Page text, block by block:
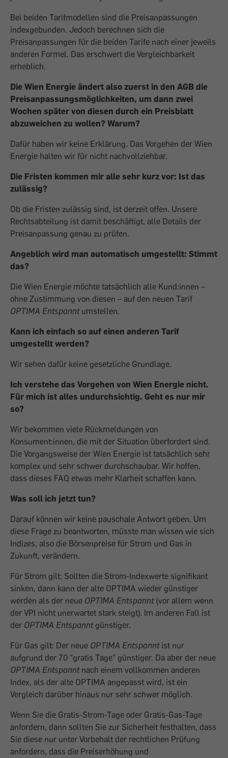
Bei beiden Tarifmodellen sind die Preisanpassungen
indexgebunden. Jedoch berechnen sich die
Preisanpassungen für die beiden Tarife nach einer jeweils
anderen Formel. Das erschwert die Vergleichbarkeit
erheblich.
Die Wien Energie ändert also zuerst in den AGB die
Preisanpassungsmöglichkeiten, um dann zwei
Wochen später von diesen durch ein Preisblatt
abzuweichen zu wollen? Warum?
Dafür haben wir keine Erklärung. Das Vorgehen der Wien
Energie halten wir für nicht nachvollziehbar.
Die Fristen kommen mir alle sehr kurz vor: Ist das
zulässig?
Ob die Fristen zulässig sind, ist derzeit offen. Unsere
Rechtsabteilung ist damit beschäftigt, alle Details der
Preisanpassung genau zu prüfen.
Angeblich wird man automatisch umgestellt: Stimmt
das?
Die Wien Energie möchte tatsächlich alle Kund:innen –
ohne Zustimmung von diesen – auf den neuen Tarif
OPTIMA Entspanntumstellen.
Kann ich einfach so auf einen anderen Tarif
umgestellt werden?
Wir sehen dafür keine gesetzliche Grundlage.
Ich verstehe das Vorgehen von Wien Energie nicht.
Für mich ist alles undurchsichtig. Geht es nur mir
so?
Wir bekommen viele Rückmeldungen von
Konsument:innen, die mit der Situation überfordert sind.
Die Vorgangsweise der Wien Energie ist tatsächlich sehr
komplex und sehr schwer durchschaubar. Wir hoffen,
dass dieses FAQ etwas mehr Klarheit schaffen kann.
Was soll ich jetzt tun?
Darauf können wir keine pauschale Antwort geben. Um
diese Frage zu beantworten, müsste man wissen wie sich
Indizes, also die Börsenpreise für Strom und Gas in
Zukunft, verändern.
Für Strom gilt: Sollten die Strom-Indexwerte signifikant
sinken, dann kann der alte OPTIMA wieder günstiger
werden als der neue OPTIMA Entspannt(vor allem wenn
der VPI nicht unerwartet stark steigt). Im anderen Fall ist
der OPTIMA Entspanntgünstiger.
Für Gas gilt: Der neue OPTIMA Entspanntist nur
aufgrund der 70 "gratis Tage" günstiger. Da aber der neue
OPTIMA Entspanntnach einem vollkommen anderen
Index, als der alte OPTIMA angepasst wird, ist ein
Vergleich darüber hinaus nur sehr schwer möglich.
Wenn Sie die Gratis-Strom-Tage oder Gratis-Gas-Tage
anfordern, dann sollten Sie zur Sicherheit festhalten, dass
Sie diese nur unter Vorbehalt der rechtlichen Prüfung
anfordern, dass die Preiserhöhung und